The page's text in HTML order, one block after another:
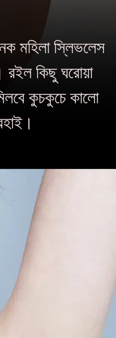
মহিলা স্লিভলেস
রইল কিছু ঘরোয়া
কুচকুচে কালো